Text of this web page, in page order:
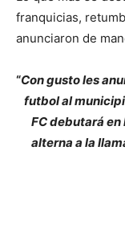
franquicias,
anunciaron de
“Con gusto les
futbol al
FC debutará
alterna a la